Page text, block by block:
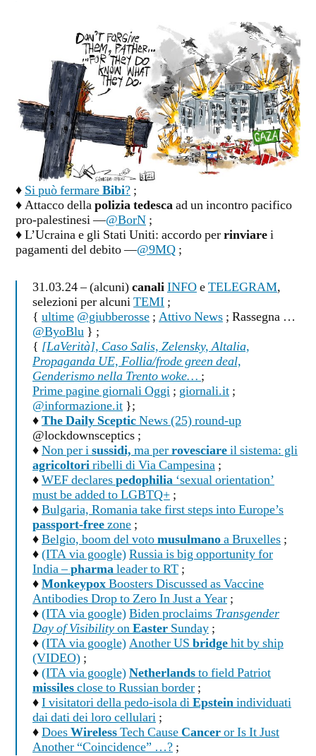
♦ Si può fermareBibi? ;
♦ Attacco dellapolizia tedescaad un incontro pacifico
pro-palestinesi —@BorN ;
♦ L’Ucraina e gli Stati Uniti: accordo perrinviarei
pagamenti del debito —@9MQ ;
31.03.24 – (alcuni)canaliINFOeTELEGRAM,
selezioni per alcuniTEMI ;
{ ultime @giubberosse ; Attivo News ; Rassegna …
@ByoBlu } ;
{ [LaVerità], Caso Salis, Zelensky, Altalia,
Propaganda UE, Follia/frode green deal,
Genderismo nella Trento woke… ;
Prime pagine giornali Oggi ; giornali.it ;
@informazione.it };
♦The Daily ScepticNews (25) round-up
@lockdownsceptics ;
♦Non per isussidi, ma perrovesciareil sistema: gli
agricoltoriribelli di Via Campesina ;
♦WEF declarespedophilia ‘sexual orientation’
must be added to LGBTQ+ ;
♦Bulgaria, Romania take first steps into Europe’s
passport-freezone ;
♦Belgio, boom del votomusulmanoa Bruxelles ;
♦(ITA via google)Russia is big opportunity for
India –pharmaleader to RT ;
♦MonkeypoxBoosters Discussed as Vaccine
Antibodies Drop to Zero In Just a Year ;
♦(ITA via google)Biden proclaims Transgender
Day of VisibilityonEaster Sunday ;
♦(ITA via google)Another US bridgehit by ship
(VIDEO) ;
♦(ITA via google)Netherlandsto field Patriot
missilesclose to Russian border ;
♦I visitatori della pedo-isola diEpsteinindividuati
dai dati dei loro cellulari ;
♦DoesWirelessTech CauseCanceror Is It Just
Another “Coincidence” …? ;